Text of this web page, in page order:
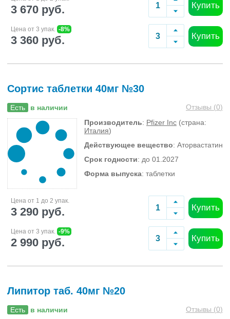
3 670 руб. Купить
Цена от 3 упак. -8%
3 360 руб. Купить
Сортис таблетки 40мг №30
Есть в наличии Отзывы (0)
Производитель: Pfizer Inc (страна:
Италия)
Действующее вещество: Аторвастатин
Срок годности: до 01.2027
Форма выпуска: таблетки
Цена от 1 до 2 упак.
3 290 руб. Купить
Цена от 3 упак. -9%
2 990 руб. Купить
Липитор таб. 40мг №20
Есть в наличии Отзывы (0)